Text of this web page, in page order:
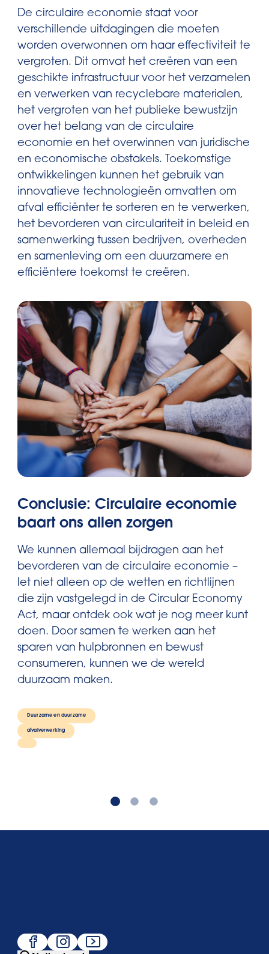
De circulaire economie staat voor
verschillende uitdagingen die moeten
worden overwonnen om haar effectiviteit te
vergroten. Dit omvat het creëren van een
geschikte infrastructuur voor het verzamelen
en verwerken van recyclebare materialen,
het vergroten van het publieke bewustzijn
over het belang van de circulaire
economie en het overwinnen van juridische
en economische obstakels. Toekomstige
ontwikkelingen kunnen het gebruik van
innovatieve technologieën omvatten om
afval efficiënter te sorteren en te verwerken,
het bevorderen van circulariteit in beleid en
samenwerking tussen bedrijven, overheden
en samenleving om een duurzamere en
efficiëntere toekomst te creëren.
Conclusie: Circulaire economie
baart ons allen zorgen
We kunnen allemaal bijdragen aan het
bevorderen van de circulaire economie –
let niet alleen op de wetten en richtlijnen
die zijn vastgelegd in de Circular Economy
Act, maar ontdek ook wat je nog meer kunt
doen. Door samen te werken aan het
sparen van hulpbronnen en bewust
consumeren, kunnen we de wereld
duurzaam maken.
Duurzame en duurzame
afvalverwerking